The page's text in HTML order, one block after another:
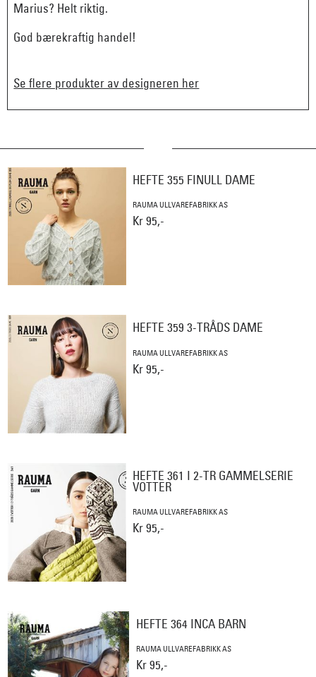
Marius? Helt riktig.
God bærekraftig handel!
Se flere produkter av designeren her
HEFTE 355 FINULL DAME
RAUMA ULLVAREFABRIKK AS
Kr 95,-
HEFTE 359 3-TRÅDS DAME
RAUMA ULLVAREFABRIKK AS
Kr 95,-
HEFTE 361 I 2-TR GAMMELSERIE
VOTTER
RAUMA ULLVAREFABRIKK AS
Kr 95,-
HEFTE 364 INCA BARN
RAUMA ULLVAREFABRIKK AS
Kr 95,-